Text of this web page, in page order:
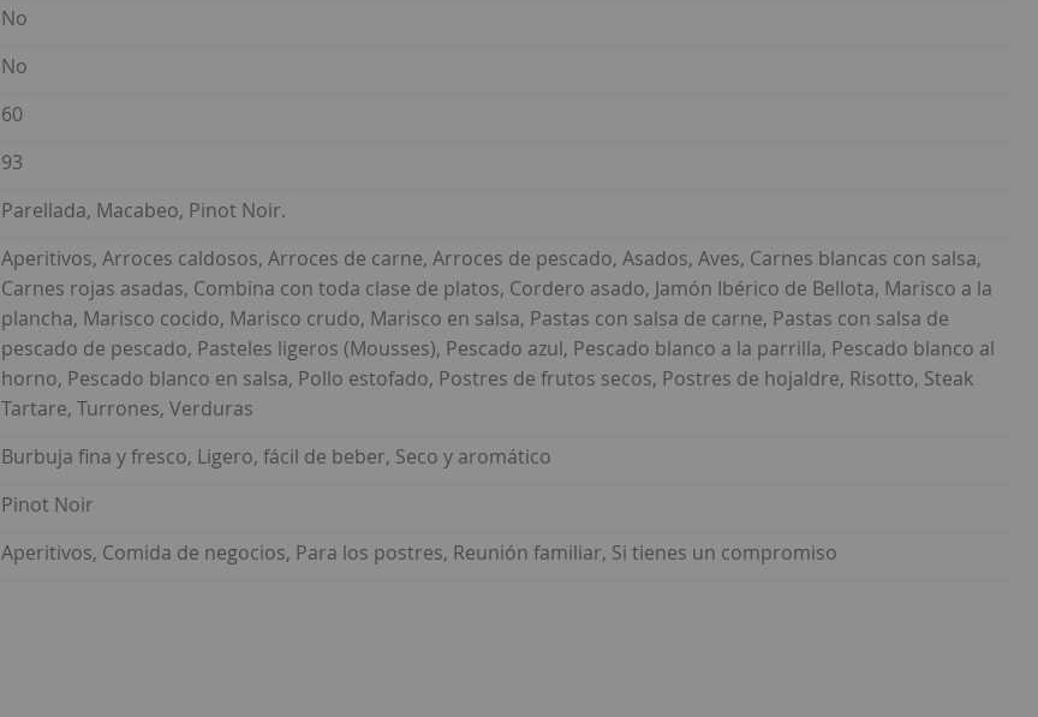
No
No
60
93
Parellada, Macabeo, Pinot Noir.
Aperitivos, Arroces caldosos, Arroces de carne, Arroces de pescado, Asados, Aves, Carnes blancas con salsa,
Carnes rojas asadas, Combina con toda clase de platos, Cordero asado, Jamón Ibérico de Bellota, Marisco a la
plancha, Marisco cocido, Marisco crudo, Marisco en salsa, Pastas con salsa de carne, Pastas con salsa de
pescado de pescado, Pasteles ligeros (Mousses), Pescado azul, Pescado blanco a la parrilla, Pescado blanco al
horno, Pescado blanco en salsa, Pollo estofado, Postres de frutos secos, Postres de hojaldre, Risotto, Steak
Tartare, Turrones, Verduras
Burbuja fina y fresco, Ligero, fácil de beber, Seco y aromático
Pinot Noir
Aperitivos, Comida de negocios, Para los postres, Reunión familiar, Si tienes un compromiso